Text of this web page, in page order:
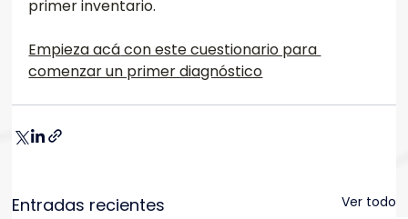
primer inventario.
Empieza acá con este cuestionario para
comenzar un primer diagnóstico
Entradas recientes Ver todo